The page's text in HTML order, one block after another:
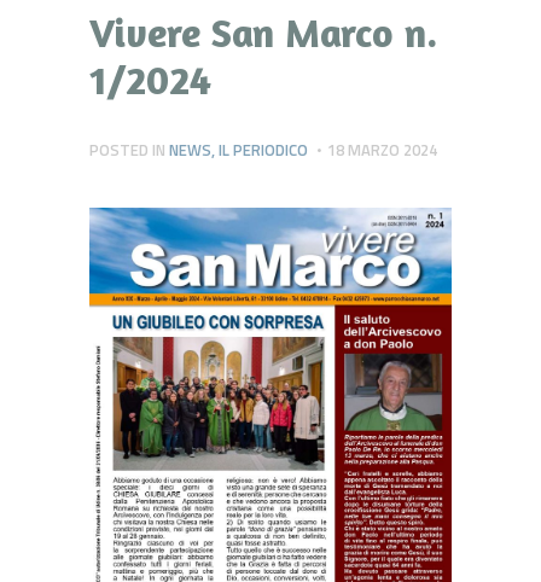
Vivere San Marco n.
1/2024
POSTED IN NEWS,IL PERIODICO 18 MARZO 2024